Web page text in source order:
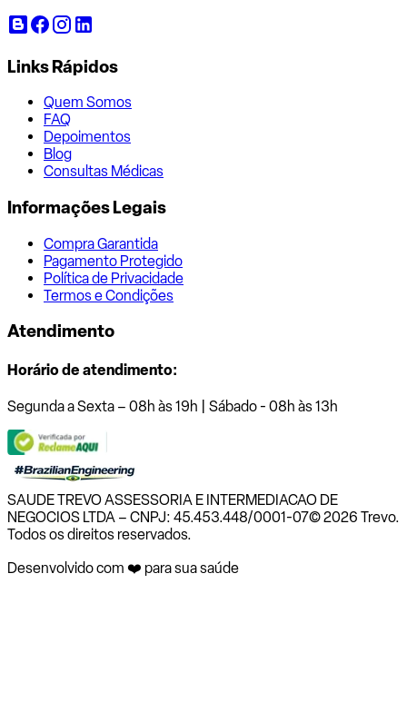
Links Rápidos
Quem Somos
FAQ
Depoimentos
Blog
Consultas Médicas
Informações Legais
Compra Garantida
Pagamento Protegido
Política de Privacidade
Termos e Condições
Atendimento
Horário de atendimento:
Segunda a Sexta – 08h às 19h | Sábado - 08h às 13h
SAUDE TREVO ASSESSORIA E INTERMEDIACAO DE
NEGOCIOS LTDA – CNPJ: 45.453.448/0001-07© 2026 Trevo.
Todos os direitos reservados.
Desenvolvido com ❤️ para sua saúde